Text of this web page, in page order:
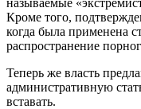
Кроме того,
когда была применена
распространение
Теперь же власть
административную
вставать.